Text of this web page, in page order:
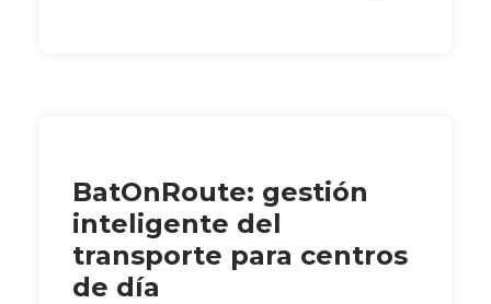
BatOnRoute: gestión
inteligente del
transporte para centros
de día